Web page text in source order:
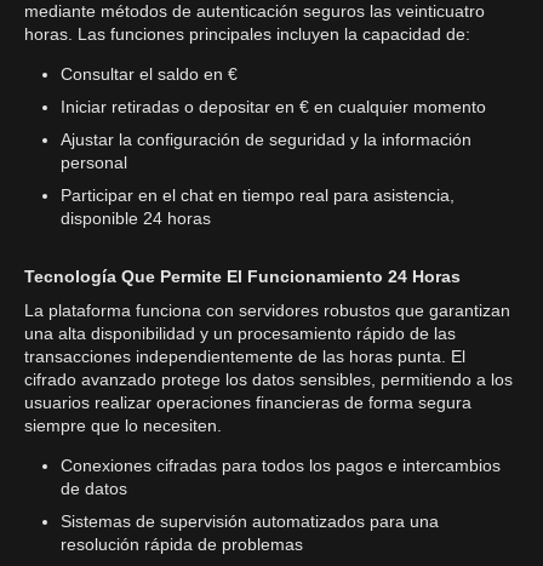
mediante métodos de autenticación seguros las veinticuatro
horas. Las funciones principales incluyen la capacidad de:
Consultar el saldo en €
Iniciar retiradas o depositar en € en cualquier momento
Ajustar la configuración de seguridad y la información
personal
Participar en el chat en tiempo real para asistencia,
disponible 24 horas
Tecnología Que Permite El Funcionamiento 24 Horas
La plataforma funciona con servidores robustos que garantizan
una alta disponibilidad y un procesamiento rápido de las
transacciones independientemente de las horas punta. El
cifrado avanzado protege los datos sensibles, permitiendo a los
usuarios realizar operaciones financieras de forma segura
siempre que lo necesiten.
Conexiones cifradas para todos los pagos e intercambios
de datos
Sistemas de supervisión automatizados para una
resolución rápida de problemas